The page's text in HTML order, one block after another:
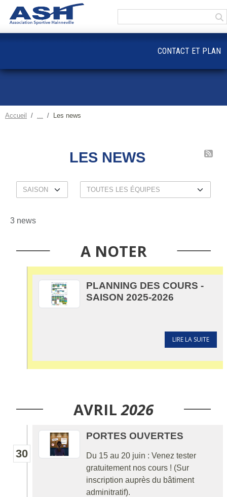
Accueil Les news
LES NEWS
3 news
A NOTER
PLANNING DES COURS -
SAISON 2025-2026
LIRE LA SUITE
AVRIL 2026
30
PORTES OUVERTES
Du 15 au 20 juin : Venez tester
gratuitement nos cours ! (Sur
inscription auprès du bâtiment
adminitratif).
CONTACT ET PLAN
Panneau de gestion des cookies